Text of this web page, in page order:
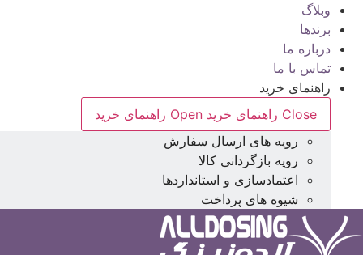
وبلاگ
برندها
درباره ما
تماس با ما
راهنمای خرید
Close راهنمای خرید
Open راهنمای خرید
رویه های ارسال سفارش
رویه بازگردانی کالا
اعتمادسازی و استانداردها
شیوه های پرداخت